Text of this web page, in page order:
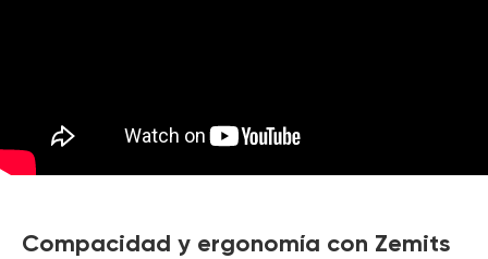
Compacidad y ergonomía con Zemits